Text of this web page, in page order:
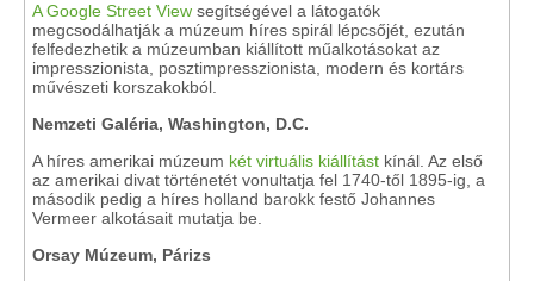
A Google Street View segítségével a látogatók
megcsodálhatják a múzeum híres spirál lépcsőjét, ezután
felfedezhetik a múzeumban kiállított műalkotásokat az
impresszionista, posztimpresszionista, modern és kortárs
művészeti korszakokból.
Nemzeti Galéria, Washington, D.C.
A híres amerikai múzeum két virtuális kiállítást kínál. Az első
az amerikai divat történetét vonultatja fel 1740-től 1895-ig, a
második pedig a híres holland barokk festő Johannes
Vermeer alkotásait mutatja be.
Orsay Múzeum, Párizs